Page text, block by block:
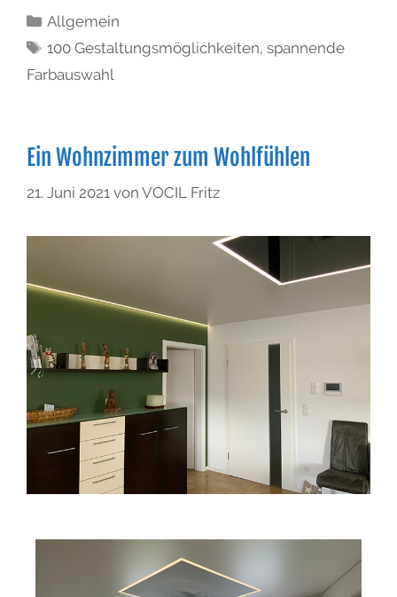
Allgemein
100 Gestaltungsmöglichkeiten,spannende
Farbauswahl
Ein Wohnzimmer zum Wohlfühlen
21. Juni 2021 von VOCIL Fritz